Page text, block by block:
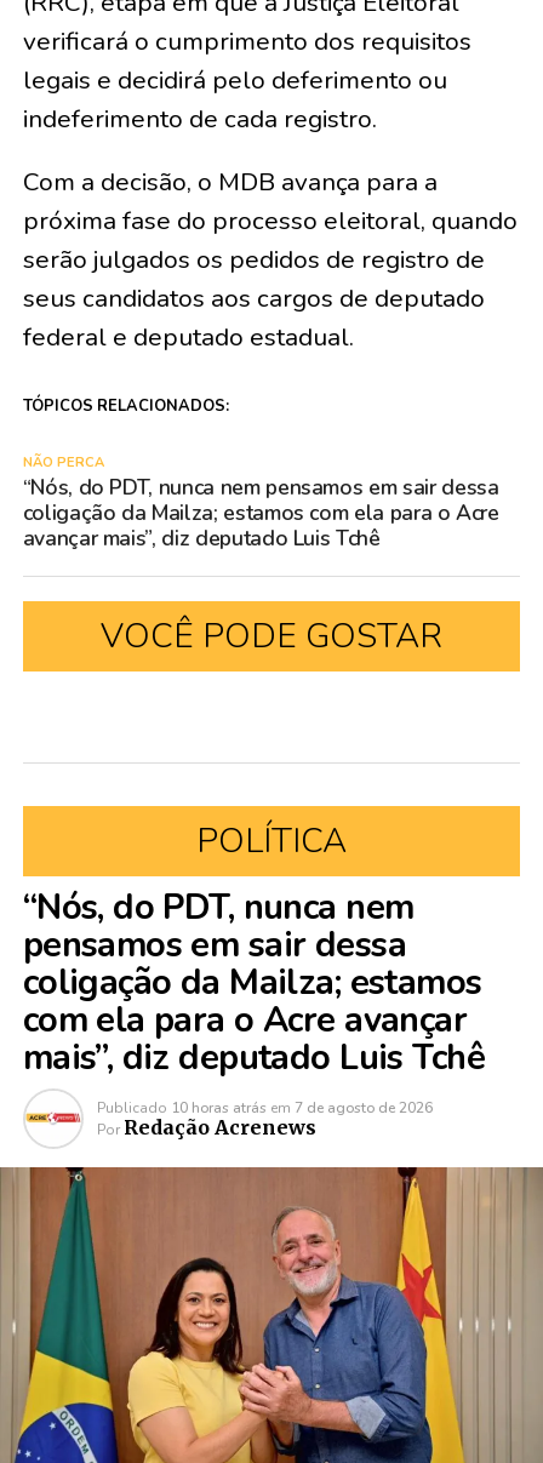
verificará o cumprimento dos requisitos
legais e decidirá pelo deferimento ou
indeferimento de cada registro.
Com a decisão, o MDB avança para a
próxima fase do processo eleitoral, quando
serão julgados os pedidos de registro de
seus candidatos aos cargos de deputado
federal e deputado estadual.
TÓPICOS RELACIONADOS:
NÃO PERCA
“Nós, do PDT, nunca nem pensamos em sair dessa
coligação da Mailza; estamos com ela para o Acre
avançar mais”, diz deputado Luis Tchê
VOCÊ PODE GOSTAR
POLÍTICA
“Nós, do PDT, nunca nem
pensamos em sair dessa
coligação da Mailza; estamos
com ela para o Acre avançar
mais”, diz deputado Luis Tchê
Publicado 10 horas atrás em 7 de agosto de 2026
Por Redação Acrenews